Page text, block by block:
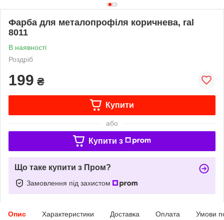
Фарба для металопрофіля коричнева, ral
8011
В наявності
Роздріб
199 ₴
Купити
або
Купити з
Що таке купити з Пром?
Замовлення під захистом
Опис Характеристики Доставка Оплата Умови